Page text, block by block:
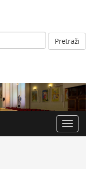
Pretraži: